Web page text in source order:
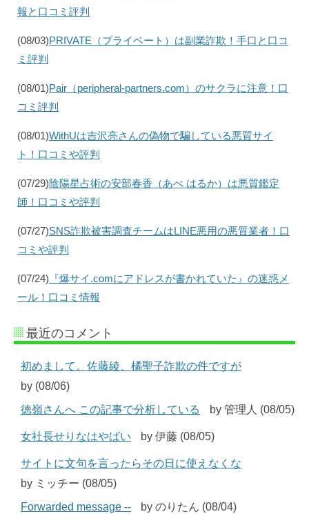
報と口コミ評判
(08/03)PRIVATE（プライベート）は副業詐欺！手口と口コ
ミ評判
(08/01)Pair（peripheral-partners.com）のサクラに注意！口
コミ評判
(08/01)WithUは吉沢亮さんの偽物で騙している悪質サイ
ト！口コミや評判
(07/29)陰陽星占術の安部春香（あべ はるか）は悪質鑑定
師！口コミや評判
(07/27)SNS詐欺被害調査チームはLINE悪用の悪質業者！口
コミや評判
(07/24) 『爆サイ.comにアドレスが書かれていた』の迷惑メ
ール！口コミ情報
最近のコメント
初めまして。佐藤綾、橘聖子詐欺の件ですが
by (08/06)
徳嶺さんへ この記事で分析している
by 管理人 (08/05)
女社長せりなはやばい by 伊藤 (08/05)
サイトに文句を言ったらその日に使えなくな
by ミッチー (08/05)
Forwarded message --
by のりたん (08/04)